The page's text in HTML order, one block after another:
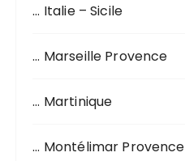
… Italie – Sicile
… Marseille Provence
… Martinique
… Montélimar Provence